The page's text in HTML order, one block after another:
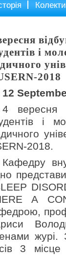
і
2018
12
4 вересня
і
2018.
Кафедру
A
журі.
3 місце